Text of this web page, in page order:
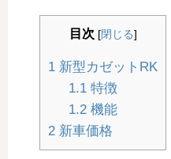
目次 [閉じる]
1 新型カゼットRK
1.1特徴
1.2機能
2 新車価格